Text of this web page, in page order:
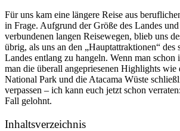
Für uns kam eine längere Reise aus
in Frage. Aufgrund der Größe des Landes
verbundenen langen Reisewegen, blieb uns
übrig, als uns an den „Hauptattraktionen“ des
Landes entlang zu hangeln. Wenn man schon
man die überall angepriesenen Highlights wie
National Park und die Atacama Wüste
verpassen – ich kann euch jetzt schon
Fall gelohnt.
Inhaltsverzeichnis